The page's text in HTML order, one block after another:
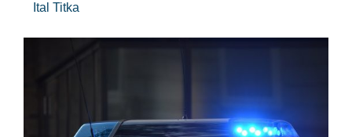
Ital Titka